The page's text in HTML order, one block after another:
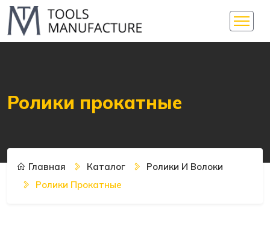
Ролики прокатные
Главная Каталог
Ролики И Волоки
Ролики Прокатные